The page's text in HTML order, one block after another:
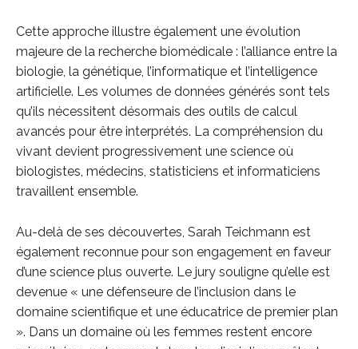
Cette approche illustre également une évolution
majeure de la recherche biomédicale : l’alliance entre la
biologie, la génétique, l’informatique et l’intelligence
artificielle. Les volumes de données générés sont tels
qu’ils nécessitent désormais des outils de calcul
avancés pour être interprétés. La compréhension du
vivant devient progressivement une science où
biologistes, médecins, statisticiens et informaticiens
travaillent ensemble.
Au-delà de ses découvertes, Sarah Teichmann est
également reconnue pour son engagement en faveur
d’une science plus ouverte. Le jury souligne qu’elle est
devenue « une défenseure de l’inclusion dans le
domaine scientifique et une éducatrice de premier plan
». Dans un domaine où les femmes restent encore